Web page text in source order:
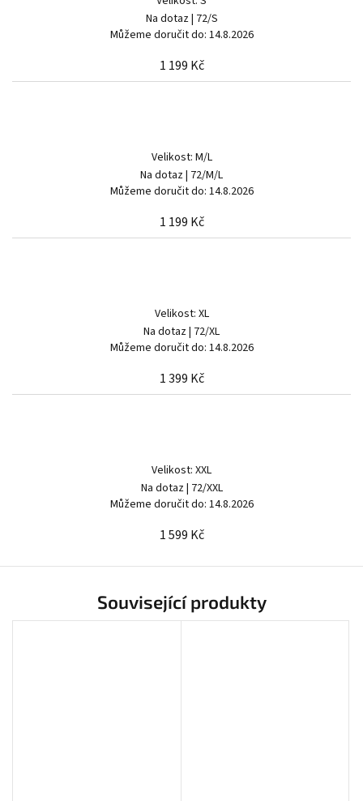
Na dotaz| 72/S
Můžeme doručit do: 14.8.2026
1 199 Kč
Velikost: M/L
Na dotaz| 72/M/L
Můžeme doručit do: 14.8.2026
1 199 Kč
Velikost: XL
Na dotaz| 72/XL
Můžeme doručit do: 14.8.2026
1 399 Kč
Velikost: XXL
Na dotaz| 72/XXL
Můžeme doručit do: 14.8.2026
1 599 Kč
Související produkty